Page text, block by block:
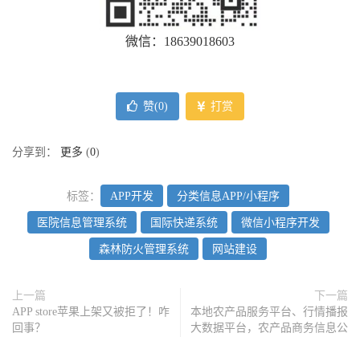
微信：18639018603
赞(0) 打赏
分享到： 更多 (0)
标签： APP开发 分类信息APP/小程序
医院信息管理系统 国际快递系统 微信小程序开发
森林防火管理系统 网站建设
上一篇
APP store苹果上架又被拒了！咋
回事？
下一篇
本地农产品服务平台、行情播报
大数据平台，农产品商务信息公